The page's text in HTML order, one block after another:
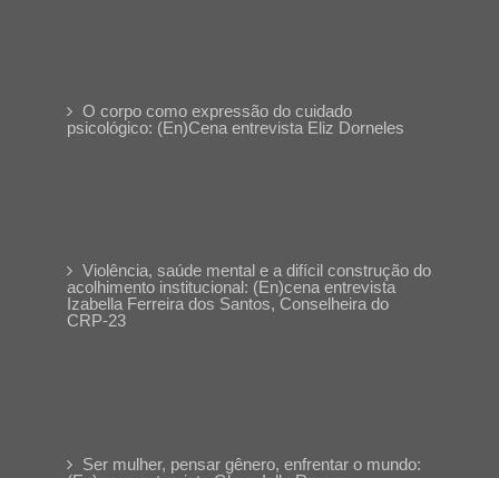
O corpo como expressão do cuidado
psicológico: (En)Cena entrevista Eliz Dorneles
Violência, saúde mental e a difícil construção do
acolhimento institucional: (En)cena entrevista
Izabella Ferreira dos Santos, Conselheira do
CRP-23
Ser mulher, pensar gênero, enfrentar o mundo: